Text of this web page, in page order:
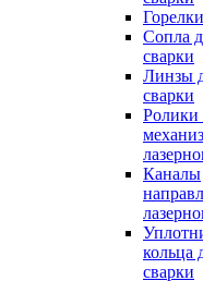
Сопла
сварки
Линзы
сварки
Каналы
кольца
сварки